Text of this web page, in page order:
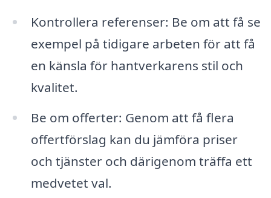
Kontrollera referenser: Be om att få se
exempel på tidigare arbeten för att få
en känsla för hantverkarens stil och
kvalitet.
Be om offerter: Genom att få flera
offertförslag kan du jämföra priser
och tjänster och därigenom träffa ett
medvetet val.